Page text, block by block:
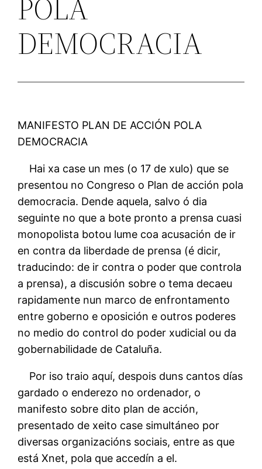
POLA
DEMOCRACIA
MANIFESTO PLAN DE ACCIÓN POLA
DEMOCRACIA
Hai xa case un mes (o 17 de xulo) que se
presentou no Congreso o Plan de acción pola
democracia. Dende aquela, salvo ó dia
seguinte no que a bote pronto a prensa cuasi
monopolista botou lume coa acusación de ir
en contra da liberdade de prensa (é dicir,
traducindo: de ir contra o poder que controla
a prensa), a discusión sobre o tema decaeu
rapidamente nun marco de enfrontamento
entre goberno e oposición e outros poderes
no medio do control do poder xudicial ou da
gobernabilidade de Cataluña.
Por iso traio aquí, despois duns cantos días
gardado o enderezo no ordenador, o
manifesto sobre dito plan de acción,
presentado de xeito case simultáneo por
diversas organizacións sociais, entre as que
está Xnet, pola que accedín a el.